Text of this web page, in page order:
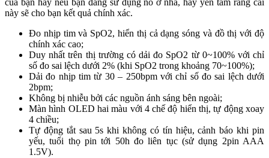
của bạn hay nếu bạn đang sử dụng nó ở nhà, hãy yên tâm rằng cái
này sẽ cho bạn kết quả chính xác.
Đo nhịp tim và SpO2, hiển thị cả dạng sóng và đồ thị với độ
chính xác cao;
Duy nhất trên thị trường có dải đo SpO2 từ 0~100% với chỉ
số đo sai lệch dưới 2% (khi SpO2 trong khoảng 70~100%);
Dải đo nhịp tim từ 30 – 250bpm với chỉ số đo sai lệch dưới
2bpm;
Không bị nhiễu bởi các nguồn ánh sáng bên ngoài;
Màn hình OLED hai màu với 4 chế độ hiển thị, tự động xoay
4 chiều;
Tự động tắt sau 5s khi không có tín hiệu, cảnh báo khi pin
yếu, tuổi thọ pin tới 50h đo liên tục (sử dụng 2pin AAA
1.5V).